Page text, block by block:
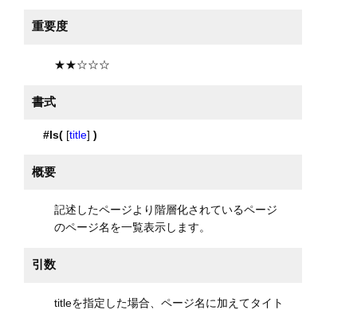
重要度
★★☆☆☆
書式
#ls([title] )
概要
記述したページより階層化されているページ
のページ名を一覧表示します。
引数
titleを指定した場合、ページ名に加えてタイト